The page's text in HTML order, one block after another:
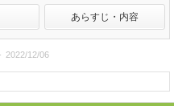
あらすじ・内容
2022/12/06